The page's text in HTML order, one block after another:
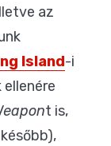
az
Island-i
t is,